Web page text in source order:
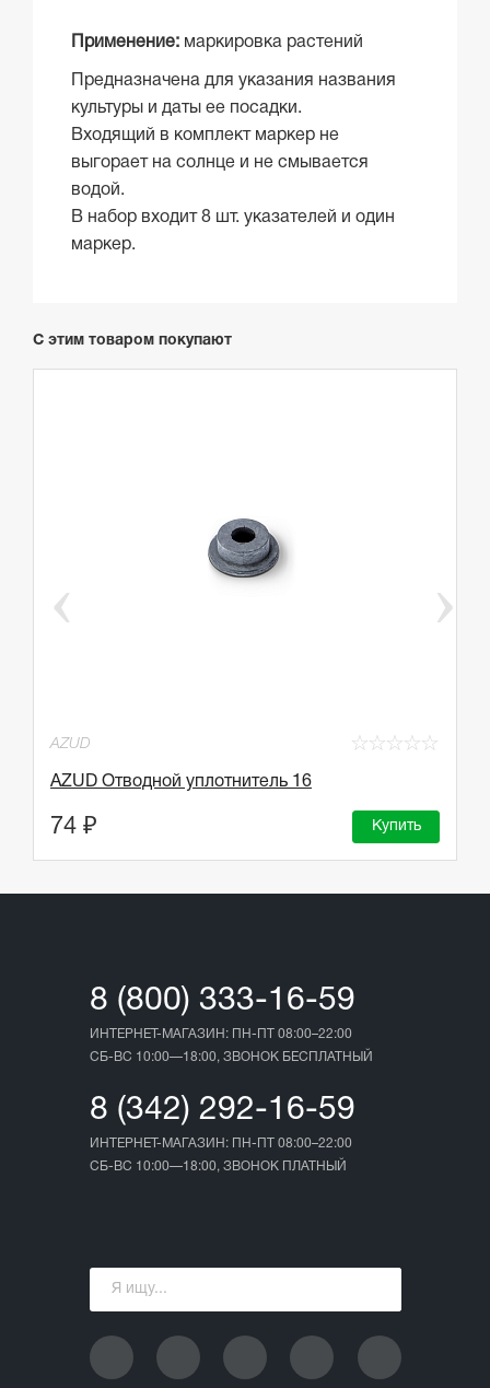
Применение: маркировка растений
Предназначена для указания названия
культуры и даты ее посадки.
Входящий в комплект маркер не
выгорает на солнце и не смывается
водой.
В набор входит 8 шт. указателей и один
маркер.
С этим товаром покупают
AZUD ☆
☆
☆
☆
☆
AZUD Отводной уплотнитель 16
74 ₽ Купить
8 (800) 333-16-59
ИНТЕРНЕТ-МАГАЗИН: ПН-ПТ 08:00–22:00
СБ-ВС 10:00—18:00, ЗВОНОК БЕСПЛАТНЫЙ
8 (342) 292-16-59
ИНТЕРНЕТ-МАГАЗИН: ПН-ПТ 08:00–22:00
СБ-ВС 10:00—18:00, ЗВОНОК ПЛАТНЫЙ